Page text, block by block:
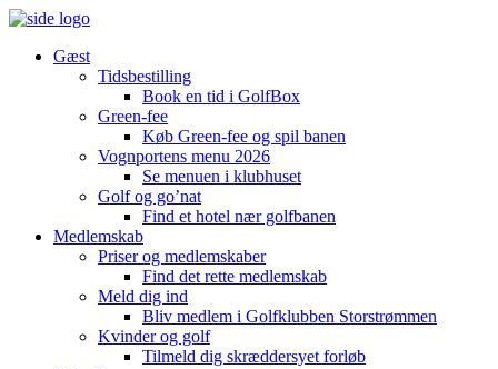
Gæst
Tidsbestilling
Book en tid i GolfBox
Green-fee
Køb Green-fee og spil banen
Vognportens menu 2026
Se menuen i klubhuset
Golf og go’nat
Find et hotel nær golfbanen
Medlemskab
Priser og medlemskaber
Find det rette medlemskab
Meld dig ind
Bliv medlem i Golfklubben Storstrømmen
Kvinder og golf
Tilmeld dig skræddersyet forløb